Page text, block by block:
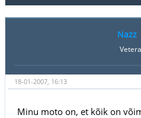
Nazz
18-01-2007, 16:13
Minu moto on, et kõik on